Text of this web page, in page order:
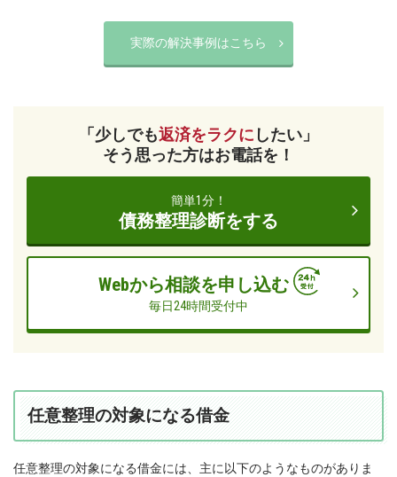
実際の解決事例はこちら
「少しでも返済をラクに したい」
そう思った方はお電話を！
簡単1分！
債務整理診断をする
Webから相談を申し込む
毎日24時間受付中
任意整理の対象になる借金
任意整理の対象になる借金には、主に以下のようなものがありま